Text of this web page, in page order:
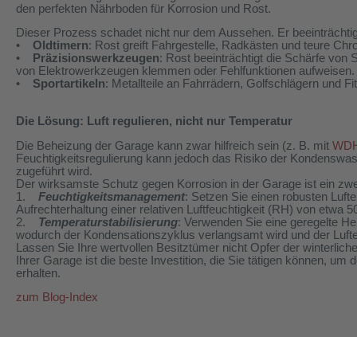
den perfekten Nährboden für Korrosion und Rost.
Dieser Prozess schadet nicht nur dem Aussehen. Er
• Oldtimern: Rost greift Fahrgestelle, Radkästen und teure
•
Präzisionswerkzeugen: Rost beeinträchtigt die Schärfe von
von Elektrowerkzeugen klemmen oder Fehlfunktionen aufweisen.
• Sportartikeln: Metallteile an Fahrrädern, Golfschlägern und
Die Lösung: Luft regulieren, nicht nur Temperatur
Die Beheizung der Garage kann zwar hilfreich sein (z. B. mit
Feuchtigkeitsregulierung kann jedoch das Risiko der
zugeführt wird.
Der wirksamste Schutz gegen Korrosion in der Garage ist ein
1. Feuchtigkeitsmanagement: Setzen Sie einen robusten
Aufrechterhaltung einer relativen Luftfeuchtigkeit (RH) von etwa
2. Temperaturstabilisierung: Verwenden Sie eine geregelte
wodurch der Kondensationszyklus verlangsamt wird und der
Lassen Sie Ihre wertvollen Besitztümer nicht Opfer der
Ihrer Garage ist die beste Investition, die Sie tätigen können,
erhalten.
zum Blog-Index